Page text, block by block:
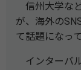
信州大学な
が、海外の
て話題になっ
インターバ